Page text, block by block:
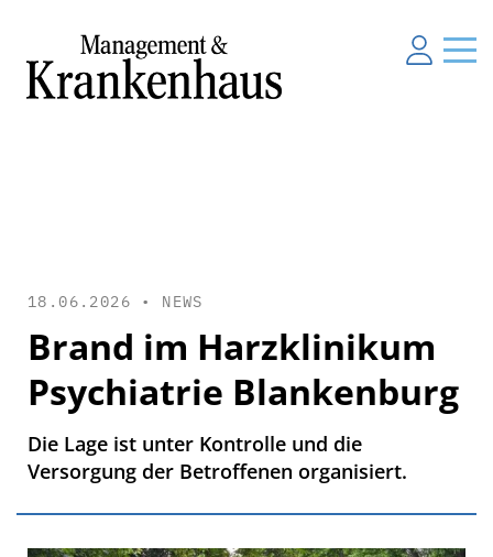
18.06.2026 • NEWS
Brand im Harzklinikum
Psychiatrie Blankenburg
Die Lage ist unter Kontrolle und die
Versorgung der Betroffenen organisiert.